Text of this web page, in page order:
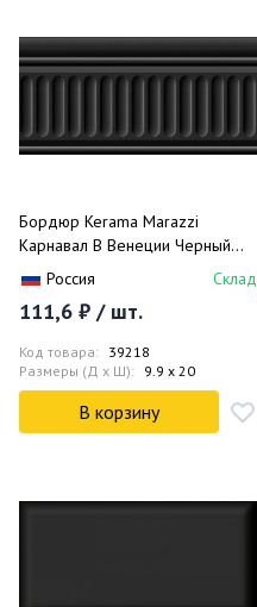
Бордюр Kerama Marazzi
Карнавал В Венеции Черный
Стр. 19031/3F 9.9х20
Россия Склад
111,6 ₽ / шт.
Код товара: 39218
Размеры (Д x Ш): 9.9 x 20
В корзину